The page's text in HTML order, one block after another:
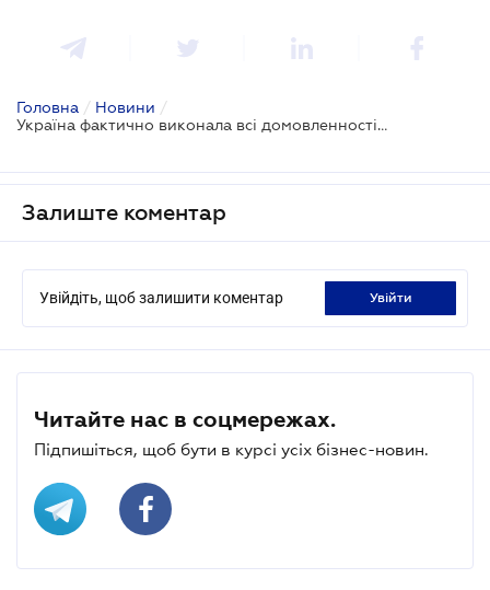
Головна / Новини /
Україна фактично виконала всі домовленності з Польщею для розблокування кордону - Кубраков
Залиште коментар
Увійдіть, щоб залишити коментар увійти
Читайте нас в соцмережах.
Підпишіться, щоб бути в курсі усіх бізнес-новин.